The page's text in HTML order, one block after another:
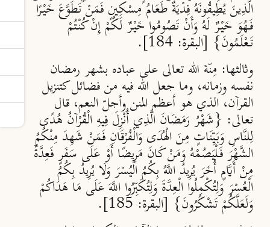
الَّذِينَ يُطِيقُونَهُ فِدْيَةٌ طَعَامُ مِسْكِينٍ فَمَنْ تَطَوَّعَ خَيْرًا
فَهُوَ خَيْرٌ لَهُ وَأَنْ تَصُومُوا خَيْرٌ لَكُمْ إِنْ كُنْتُمْ
تَعْلَمُونَ} [البقرة: 184].
وثالثها: مِنّة الله تعالى على عباده بشهر رمضان
نفسه وزمانه، وما جعل الله فيه من فضائل كتنزيل
القرآن، الذي هو أعظم المنن وأجلّ النعم، قال
تعالى: {شَهْرُ رَمَضَانَ الَّذِي أُنْزِلَ فِيهِ الْقُرْآنُ هُدًى
لِلنَّاسِ وَبَيِّنَاتٍ مِنَ الْهُدَى وَالْفُرْقَانِ فَمَنْ شَهِدَ مِنْكُمُ
الشَّهْرَ فَلْيَصُمْهُ وَمَنْ كَانَ مَرِيضًا أَوْ عَلَى سَفَرٍ فَعِدَّةٌ
مِنْ أَيَّامٍ أُخَرَ يُرِيدُ اللَّهُ بِكُمُ الْيُسْرَ وَلَا يُرِيدُ بِكُمُ
الْعُسْرَ وَلِتُكْمِلُوا الْعِدَّةَ وَلِتُكَبِّرُوا اللَّهَ عَلَى مَا هَدَاكُمْ
وَلَعَلَّكُمْ تَشْكُرُونَ} [البقرة: 185].